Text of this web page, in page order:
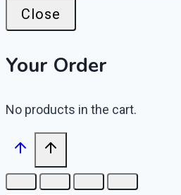
Close
Your Order
No products in the cart.